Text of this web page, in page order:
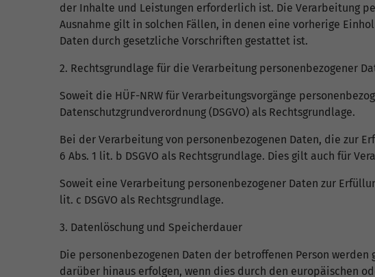
der Inhalte und Leistungen erforderlich ist. Die Verarbeitung
Ausnahme gilt in solchen Fällen, in denen eine vorherige
Daten durch gesetzliche Vorschriften gestattet ist.
2. Rechtsgrundlage für die Verarbeitung personenbezogener
Soweit die HÜF-NRW für Verarbeitungsvorgänge
Datenschutzgrundverordnung (DSGVO) als Rechtsgrundlage.
Bei der Verarbeitung von personenbezogenen Daten, die zur
6 Abs. 1 lit. b DSGVO als Rechtsgrundlage. Dies gilt auch für
Soweit eine Verarbeitung personenbezogener Daten zur
lit. c DSGVO als Rechtsgrundlage.
3. Datenlöschung und Speicherdauer
Die personenbezogenen Daten der betroffenen Person
darüber hinaus erfolgen, wenn dies durch den europäischen